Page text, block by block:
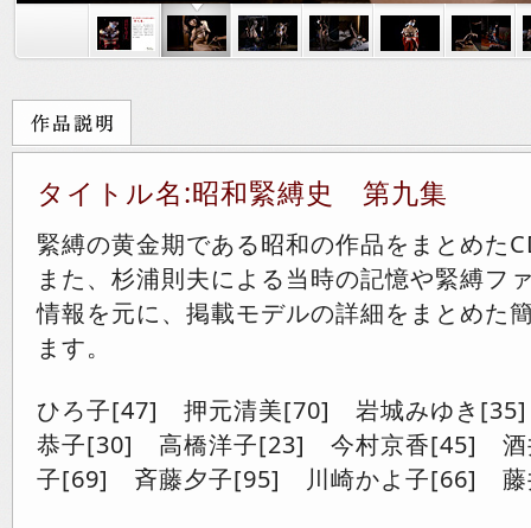
タイトル名:昭和緊縛史 第九集
緊縛の黄金期である昭和の作品をまとめた
また、杉浦則夫による当時の記憶や緊縛フ
情報を元に、掲載モデルの詳細をまとめた
ます。
ひろ子[47] 押元清美[70] 岩城みゆき
恭子[30] 高橋洋子[23] 今村京香[45] 酒
子[69] 斉藤夕子[95] 川崎かよ子[66] 藤